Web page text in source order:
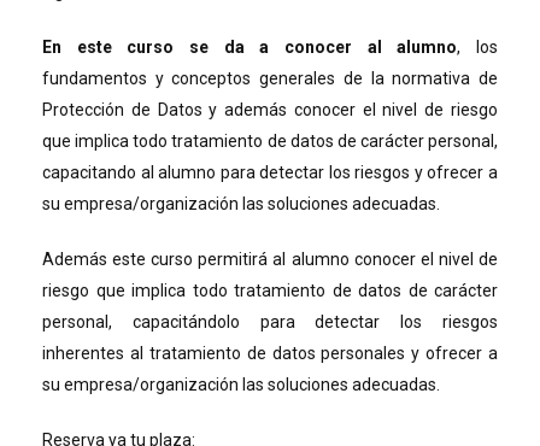
En este curso se da a conocer al alumno, los
fundamentos y conceptos generales de la normativa de
Protección de Datos y además conocer el nivel de riesgo
que implica todo tratamiento de datos de carácter personal,
capacitando al alumno para detectar los riesgos y ofrecer a
su empresa/organización las soluciones adecuadas.
Además este curso permitirá al alumno conocer el nivel de
riesgo que implica todo tratamiento de datos de carácter
personal, capacitándolo para detectar los riesgos
inherentes al tratamiento de datos personales y ofrecer a
su empresa/organización las soluciones adecuadas.
Reserva ya tu plaza: